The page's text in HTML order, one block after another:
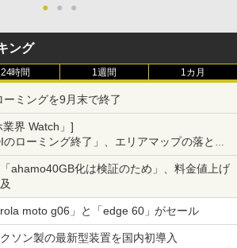
● ● ●
ング
24時間 1週間 1カ月
ミングを9月末で終了
界 Watch」]
ローミング終了」、エリアマップの落とし
課題
ahamo40GB化は検証のため」、料金値上げ
moto g06」と「edge 60」がセール
ソン製の最新型装置を国内初導入